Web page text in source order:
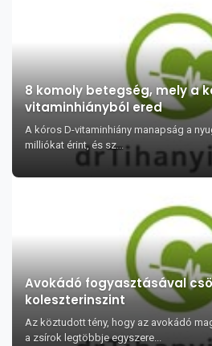
8 komoly betegség, mely a
vitaminhiányból ered
A kóros D-vitaminhiány manapság a
milliókat érint, és sz...
Avokádó fogyasztásával
koleszterinszint
Az köztudott tény, hogy az avokádó
a zsírok legtöbbje egyszere...